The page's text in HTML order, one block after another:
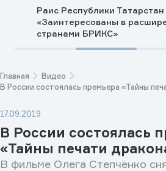
Раис Республики
«Заинтересованы в
странами БРИКС»
Главная
Видео
В России состоялась премьера «Тайны
17.09.2019
В России состоялась
«Тайны печати
В фильме Олега Степченко